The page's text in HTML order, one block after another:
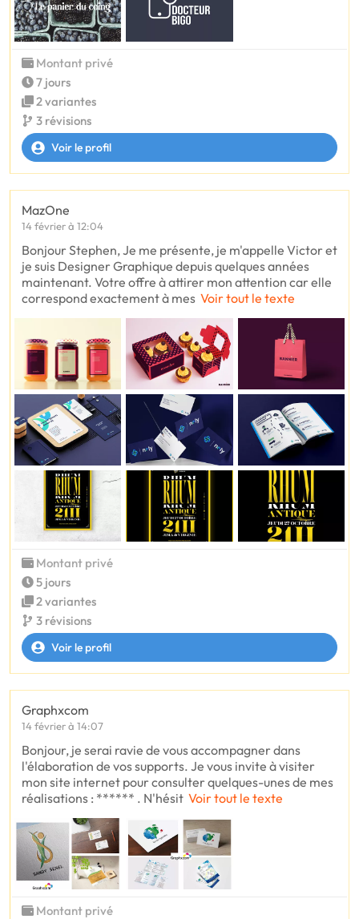
Montant privé
7 jours
2 variantes
3 révisions
Voir le profil
MazOne
14 février à 12:04
Bonjour Stephen, Je me présente, je m'appelle Victor et
je suis Designer Graphique depuis quelques années
maintenant. Votre offre à attirer mon attention car elle
correspond exactement à mes Voir tout le texte
Montant privé
5 jours
2 variantes
3 révisions
Voir le profil
Graphxcom
14 février à 14:07
Bonjour, je serai ravie de vous accompagner dans
l'élaboration de vos supports. Je vous invite à visiter
mon site internet pour consulter quelques-unes de mes
réalisations : ****** . N'hésit Voir tout le texte
Montant privé